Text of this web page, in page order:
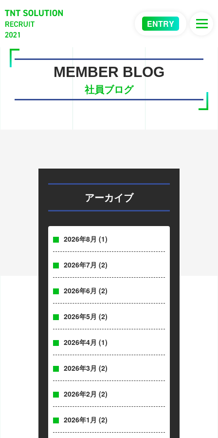
ENTRY
MEMBER BLOG
社員ブログ
アーカイブ
2026年8月 (1)
2026年7月 (2)
2026年6月 (2)
2026年5月 (2)
2026年4月 (1)
2026年3月 (2)
2026年2月 (2)
2026年1月 (2)